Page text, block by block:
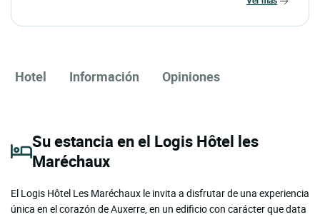
Hotel Información Opiniones
Su estancia en el Logis Hôtel les
Maréchaux
El Logis Hôtel Les Maréchaux le invita a disfrutar de una experiencia
única en el corazón de Auxerre, en un edificio con carácter que data